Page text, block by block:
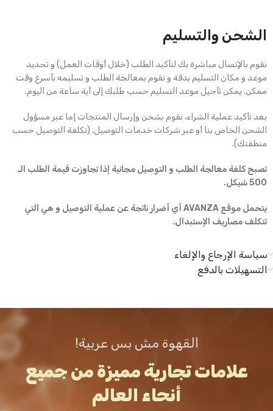
الشحن والتسليم
نقوم بالإتصال مباشرة بك لتأكيد الطلب (خلال أوقات العمل) و تحديد
موعد و مكان التسليم بدقة و نقوم بمعالجة الطلب و تسليمه بأسرع وقت
ممكن. يمكن تأجيل موعد التسليم حسب طلبك إلى أية ساعة من اليوم.
بعد تأكيد عملية الشراء، نقوم بشحن وإرسال المنتجات إما عبر مسؤول
الشحن الخاص بنا أو عبر شركات خدمات التوصيل. (تكلفة التوصيل حسب
منطقتك).
تصبح كلفة معالجة الطلب و التوصيل مجانية إذا تجاوزت قيمة الطلب الـ
500 شيكل.
يتحمل موقع AVANZA أي أضرار ناتجة عن عملية التوصيل و هي التي
تتكلف مصاريف الإستبدال.
سياسة الإرجاع والإلغاء
التسهيلات بالدفع
القهوة مش بس عربية!
علامات تجارية مميزة من جميع
أنحاء العالم